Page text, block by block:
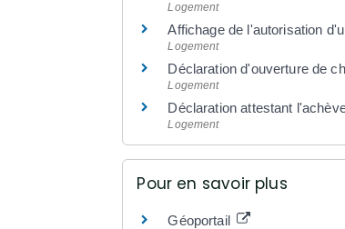
Logement
Affichage de l'autorisation
Logement
Déclaration d'ouverture de
Logement
Déclaration attestant
Logement
Pour en savoir plus
Géoportail